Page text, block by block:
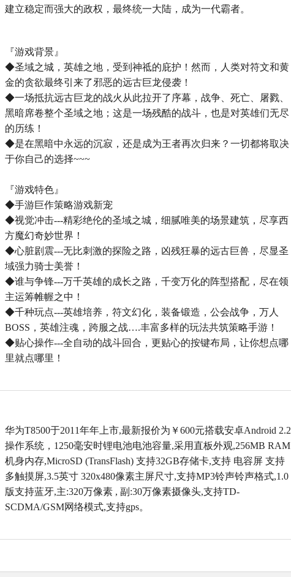
建立稳定而强大的政权，最终统一大陆，成为一代霸者。
『游戏背景』
◆圣域之城，英雄之地，受到神祗的庇护！然而，人类对符文和黄
金的贪欲最终引来了邪恶的远古巨龙侵袭！
◆一场抵抗远古巨龙的战火从此拉开了序幕，战争、死亡、屠戮、
黑暗席卷整个圣域之地；这是一场残酷的战斗，也是对英雄们无尽
的历练！
◆是在黑暗中永远的沉寂，还是成为王者再次归来？一切都将取决
于你自己的选择~~~
『游戏特色』
◆手游巨作策略游戏新宠
◆视觉冲击---精彩绝伦的圣域之城，细腻唯美的场景建筑，尽享西
方魔幻奇妙世界！
◆心脏剧震---无比刺激的探险之路，凶残狂暴的远古巨兽，尽显圣
域强力骑士美誉！
◆谁与争锋---万千英雄的成长之路，千变万化的阵型搭配，尽在领
主运筹帷幄之中！
◆千种玩点---英雄培养，符文幻化，装备锻造，公会战争，万人
BOSS，英雄注魂，跨服之战….丰富多样的玩法共筑策略手游！
◆贴心操作---全自动的战斗回合，更贴心的按键布局，让你想点哪
里就点哪里！
华为T8500于2011年年上市,最新报价为￥600元搭载安卓Android 2.2
操作系统，1250毫安时锂电池电池容量,采用直板外观,256MB RAM
机身内存,MicroSD (TransFlash) 支持32GB存储卡,支持 电容屏 支持
多触摸屏,3.5英寸 320x480像素主屏尺寸,支持MP3铃声铃声格式,1.0
版支持蓝牙,主:320万像素 , 副:30万像素摄像头,支持TD-
SCDMA/GSM网络模式,支持gps。